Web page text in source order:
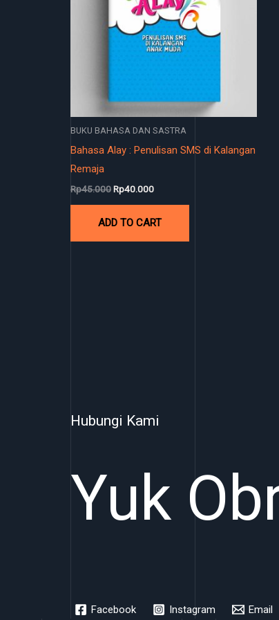
BUKU BAHASA DAN SASTRA
Bahasa Alay : Penulisan SMS di Kalangan
Remaja
Rp45.000Rp40.000
ADD TO CART
Hubungi Kami
Yuk
Facebook Instagram Email